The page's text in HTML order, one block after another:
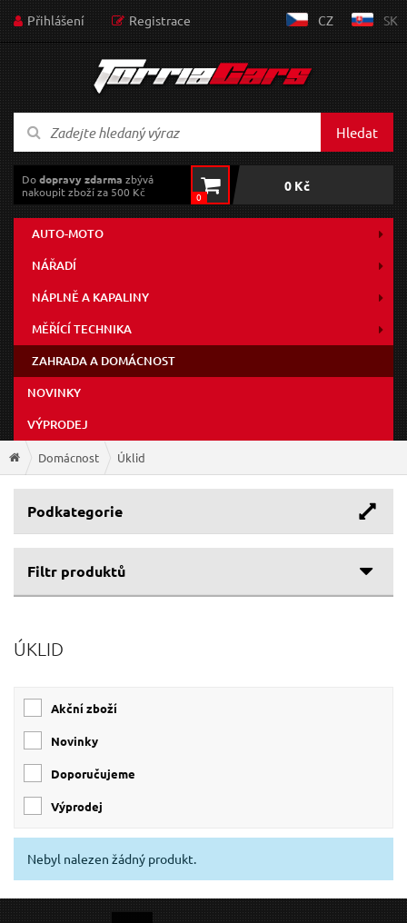
Přihlášení Registrace CZ SK
Hledat
Dodopravy zdarma zbývá
nakoupit zboží za 500 Kč
0
0 Kč
AUTO-MOTO
NÁŘADÍ
NÁPLNĚ A KAPALINY
MĚŘÍCÍ TECHNIKA
ZAHRADA A DOMÁCNOST
NOVINKY
VÝPRODEJ
Domácnost Úklid
Podkategorie
Filtr produktů
Výrobce
GEKO(1)
ÚKLID
Akční zboží
Novinky
Doporučujeme
Výprodej
Nebyl nalezen žádný produkt.